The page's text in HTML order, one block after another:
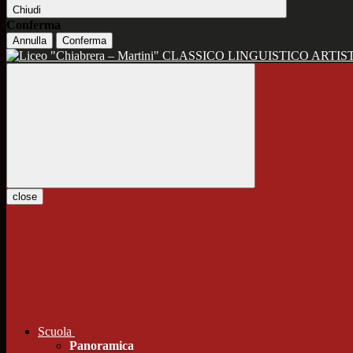
Chiudi
Conferma
Annulla Conferma
CLASSICO LINGUISTICO
close
Scuola
Panoramica